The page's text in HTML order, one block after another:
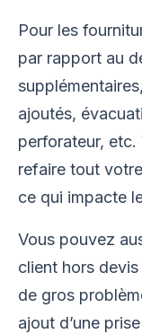
Pour les
par rapport au
ajoutés,
perforateur, etc.
refaire tout
ce qui impacte
Vous pouvez
client hors
de gros
ajout d’une